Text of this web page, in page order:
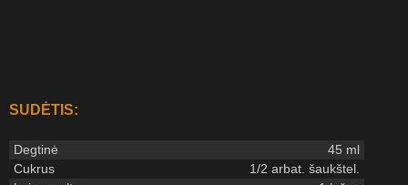
SUDĖTIS:
Degtinė
45 ml
Cukrus
1/2 arbat. šaukštel.